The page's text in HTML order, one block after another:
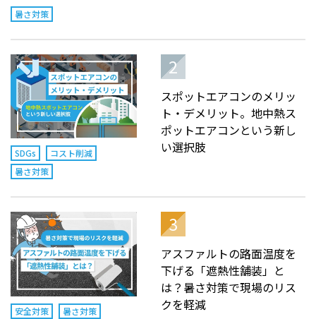
暑さ対策
SDGs
コスト削減
暑さ対策
スポットエアコンのメリッ
ト・デメリット。地中熱ス
ポットエアコンという新し
い選択肢
安全対策 暑さ対策
アスファルトの路面温度を
下げる「遮熱性舗装」と
は？暑さ対策で現場のリス
クを軽減